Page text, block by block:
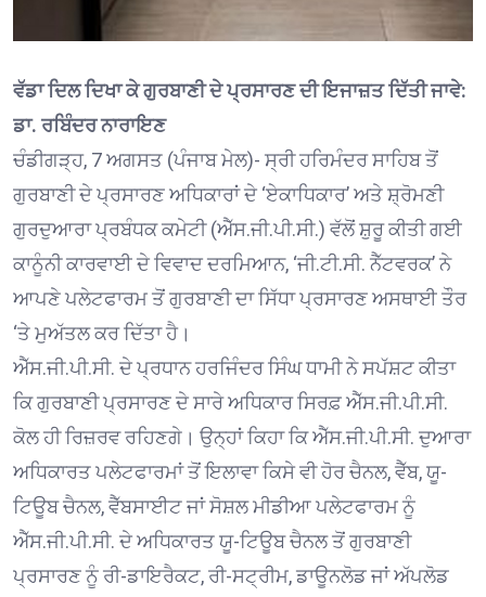
ਵੱਡਾ ਦਿਲ ਦਿਖਾ ਕੇ ਗੁਰਬਾਣੀ ਦੇ ਪ੍ਰਸਾਰਣ ਦੀ ਇਜਾਜ਼ਤ ਦਿੱਤੀ ਜਾਵੇ:
ਡਾ. ਰਬਿੰਦਰ ਨਾਰਾਇਣ
ਚੰਡੀਗੜ੍ਹ, 7 ਅਗਸਤ (ਪੰਜਾਬ ਮੇਲ)- ਸ੍ਰੀ ਹਰਿਮੰਦਰ ਸਾਹਿਬ ਤੋਂ
ਗੁਰਬਾਣੀ ਦੇ ਪ੍ਰਸਾਰਣ ਅਧਿਕਾਰਾਂ ਦੇ ‘ਏਕਾਧਿਕਾਰ’ ਅਤੇ ਸ਼੍ਰੋਮਣੀ
ਗੁਰਦੁਆਰਾ ਪ੍ਰਬੰਧਕ ਕਮੇਟੀ (ਐੱਸ.ਜੀ.ਪੀ.ਸੀ.) ਵੱਲੋਂ ਸ਼ੁਰੂ ਕੀਤੀ ਗਈ
ਕਾਨੂੰਨੀ ਕਾਰਵਾਈ ਦੇ ਵਿਵਾਦ ਦਰਮਿਆਨ, ‘ਜੀ.ਟੀ.ਸੀ. ਨੈੱਟਵਰਕ’ ਨੇ
ਆਪਣੇ ਪਲੇਟਫਾਰਮ ਤੋਂ ਗੁਰਬਾਣੀ ਦਾ ਸਿੱਧਾ ਪ੍ਰਸਾਰਣ ਅਸਥਾਈ ਤੌਰ
‘ਤੇ ਮੁਅੱਤਲ ਕਰ ਦਿੱਤਾ ਹੈ।
ਐੱਸ.ਜੀ.ਪੀ.ਸੀ. ਦੇ ਪ੍ਰਧਾਨ ਹਰਜਿੰਦਰ ਸਿੰਘ ਧਾਮੀ ਨੇ ਸਪੱਸ਼ਟ ਕੀਤਾ
ਕਿ ਗੁਰਬਾਣੀ ਪ੍ਰਸਾਰਣ ਦੇ ਸਾਰੇ ਅਧਿਕਾਰ ਸਿਰਫ਼ ਐੱਸ.ਜੀ.ਪੀ.ਸੀ.
ਕੋਲ ਹੀ ਰਿਜ਼ਰਵ ਰਹਿਣਗੇ। ਉਨ੍ਹਾਂ ਕਿਹਾ ਕਿ ਐੱਸ.ਜੀ.ਪੀ.ਸੀ. ਦੁਆਰਾ
ਅਧਿਕਾਰਤ ਪਲੇਟਫਾਰਮਾਂ ਤੋਂ ਇਲਾਵਾ ਕਿਸੇ ਵੀ ਹੋਰ ਚੈਨਲ, ਵੈੱਬ, ਯੂ-
ਟਿਊਬ ਚੈਨਲ, ਵੈੱਬਸਾਈਟ ਜਾਂ ਸੋਸ਼ਲ ਮੀਡੀਆ ਪਲੇਟਫਾਰਮ ਨੂੰ
ਐੱਸ.ਜੀ.ਪੀ.ਸੀ. ਦੇ ਅਧਿਕਾਰਤ ਯੂ-ਟਿਊਬ ਚੈਨਲ ਤੋਂ ਗੁਰਬਾਣੀ
ਪ੍ਰਸਾਰਣ ਨੂੰ ਰੀ-ਡਾਇਰੈਕਟ, ਰੀ-ਸਟ੍ਰੀਮ, ਡਾਊਨਲੋਡ ਜਾਂ ਅੱਪਲੋਡ